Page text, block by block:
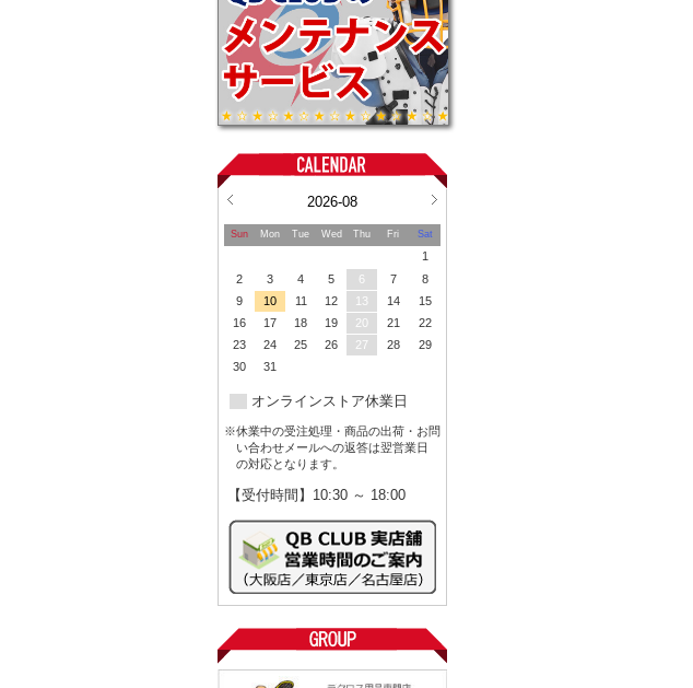
2026-08
Sun Mon Tue Wed Thu Fri Sat
1
2
3 4 5 6 7
8
9
10 11 12 13 14
15
16
17 18 19 20 21
22
23
24 25 26 27 28
29
30
31
オンラインストア休業日
※休業中の受注処理・商品の出荷・お問
い合わせメールへの返答は翌営業日
の対応となります。
【受付時間】10:30 ～ 18:00